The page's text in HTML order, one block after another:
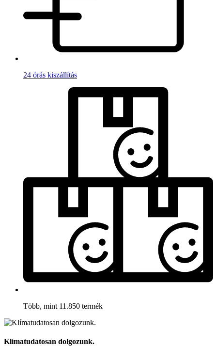
24 órás kiszállítás
Több, mint 11.850 termék
Klímatudatosan dolgozunk.